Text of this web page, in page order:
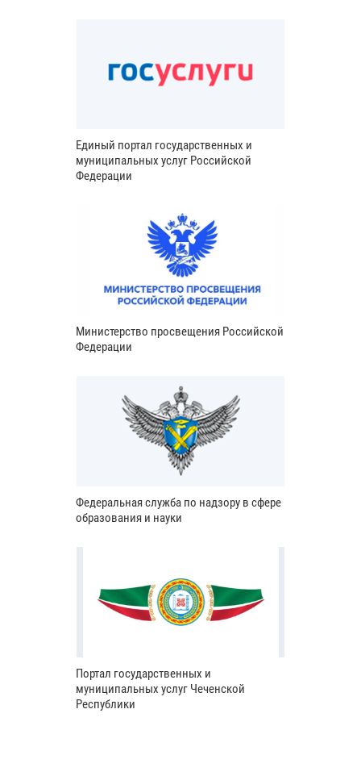
Единый портал государственных и
муниципальных услуг Российской
Федерации
Министерство просвещения Российской
Федерации
Федеральная служба по надзору в сфере
образования и науки
Портал государственных и
муниципальных услуг Чеченской
Республики